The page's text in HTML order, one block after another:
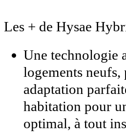
Les + de Hysae
Une technologie
logements neufs,
adaptation
habitation pour
optimal, à tout